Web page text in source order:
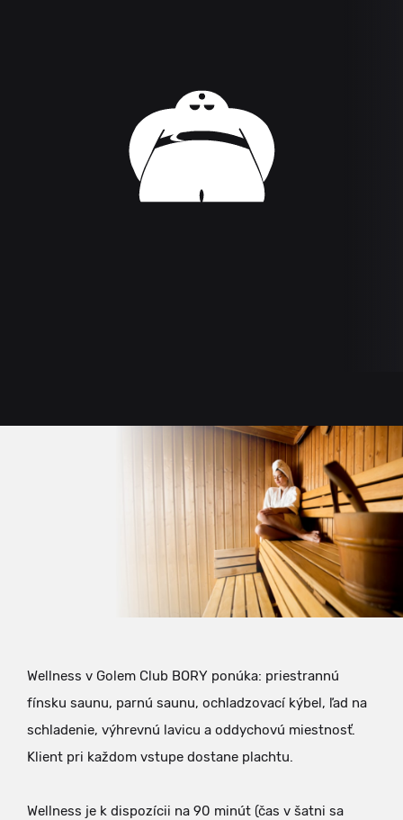
Wellness v Golem Club BORY ponúka: priestrannú
fínsku saunu, parnú saunu, ochladzovací kýbel, ľad na
schladenie, výhrevnú lavicu a oddychovú miestnosť.
Klient pri každom vstupe dostane plachtu.
Wellness je k dispozícii na 90 minút (čas v šatni sa